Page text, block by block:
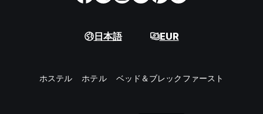
日本語 EUR
ホステル ホテル ベッド＆ブレックファースト